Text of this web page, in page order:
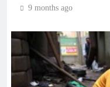
9 months ago